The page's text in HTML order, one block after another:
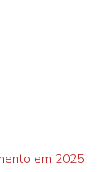
em 2025